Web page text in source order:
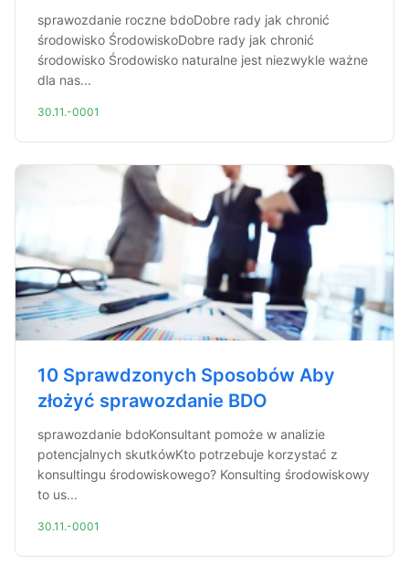
sprawozdanie roczne bdoDobre rady jak chronić
środowisko ŚrodowiskoDobre rady jak chronić
środowisko Środowisko naturalne jest niezwykle ważne
dla nas...
30.11.-0001
10 Sprawdzonych Sposobów Aby
złożyć sprawozdanie BDO
sprawozdanie bdoKonsultant pomoże w analizie
potencjalnych skutkówKto potrzebuje korzystać z
konsultingu środowiskowego? Konsulting środowiskowy
to us...
30.11.-0001